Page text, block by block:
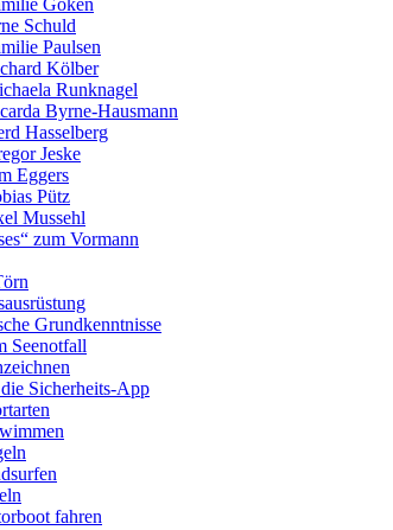
Schuld
Paulsen
Kölber
Runknagel
Byrne-Hausmann
Hasselberg
Jeske
Eggers
Pütz
Mussehl
zum Vormann
Grundkenntnisse
Seenotfall
Sicherheits-App
fahren